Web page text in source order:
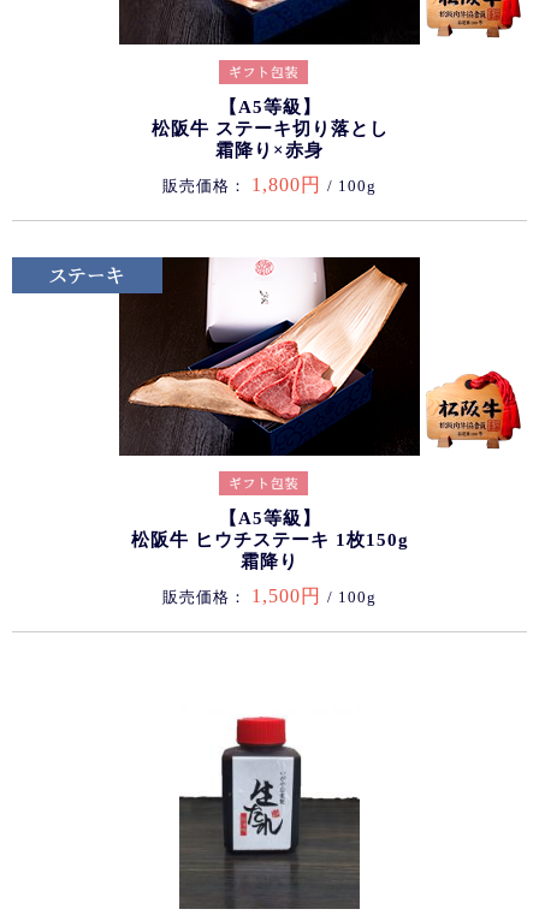
【A5等級】
松阪牛 ステーキ切り落とし
霜降り×赤身
販売価格： 1,800円 / 100g
【A5等級】
松阪牛 ヒウチステーキ 1枚150g
霜降り
販売価格： 1,500円 / 100g